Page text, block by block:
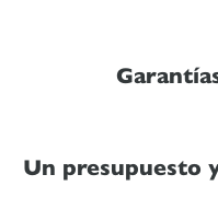
Un presupuesto